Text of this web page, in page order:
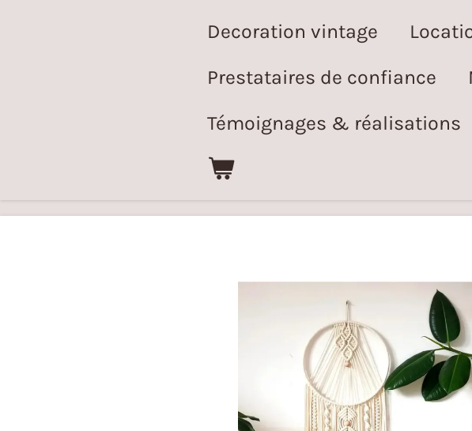
Decoration vintage
Prestataires de confiance
Témoignages & réalisations